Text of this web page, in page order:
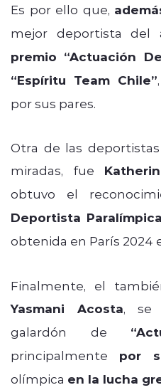
Es por ello que,
mejor deportista del
premio “Actuación
“Espíritu Team Chile”
por sus pares.
Otra de las
miradas, fue
obtuvo el
Deportista Paralímpica
obtenida en París 2024
Finalmente, el
Yasmani Acosta, se
galardón de
principalmente por
olímpica en la lucha